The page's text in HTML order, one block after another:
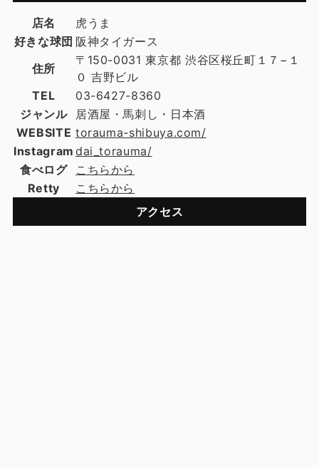
店名
虎うま
好きな球団 阪神タイガース
住所
〒150-0031 東京都 渋谷区桜丘町１７−１
０ 吉野ビル
TEL
03-6427-8360
ジャンル
居酒屋・馬刺し・日本酒
WEBSITE torauma-shibuya.com/
Instagram dai_torauma/
食べログ
こちらから
Retty
こちらから
アクセス